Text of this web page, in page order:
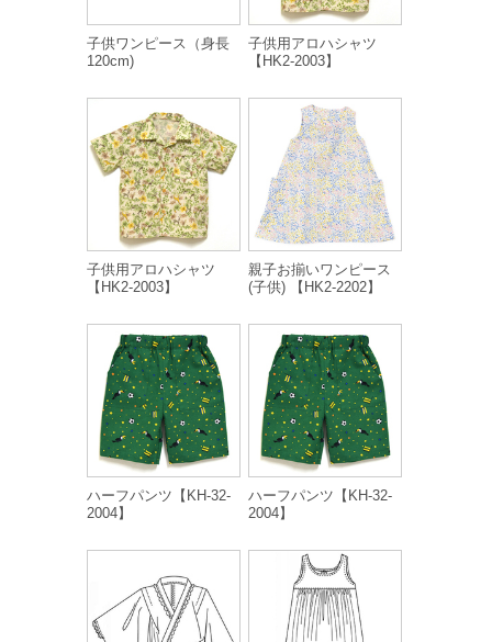
子供ワンピース（身長
120cm)
子供用アロハシャツ
【HK2-2003】
子供用アロハシャツ
【HK2-2003】
親子お揃いワンピース
(子供) 【HK2-2202】
ハーフパンツ【KH-32-
2004】
ハーフパンツ【KH-32-
2004】